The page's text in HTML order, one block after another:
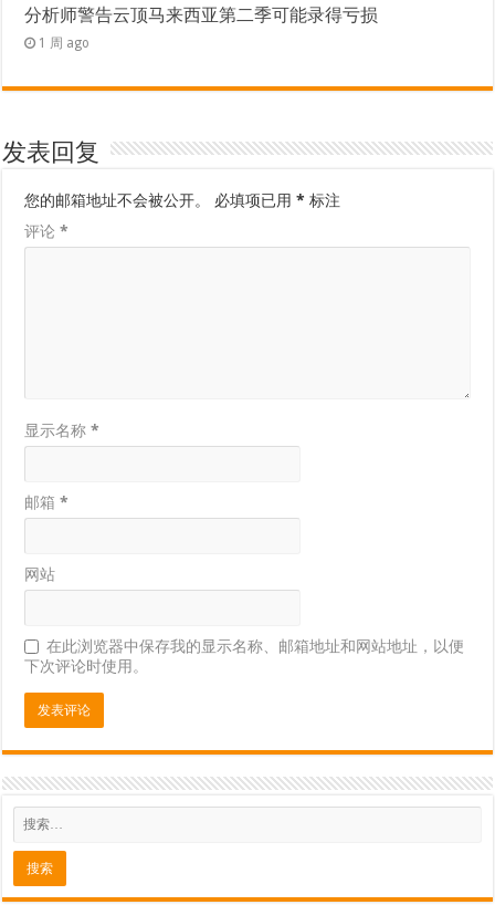
分析师警告云顶马来西亚第二季可能录得亏损
1 周 ago
发表回复
您的邮箱地址不会被公开。 必填项已用* 标注
评论*
显示名称*
邮箱*
网站
在此浏览器中保存我的显示名称、邮箱地址和网站地址，以便
下次评论时使用。